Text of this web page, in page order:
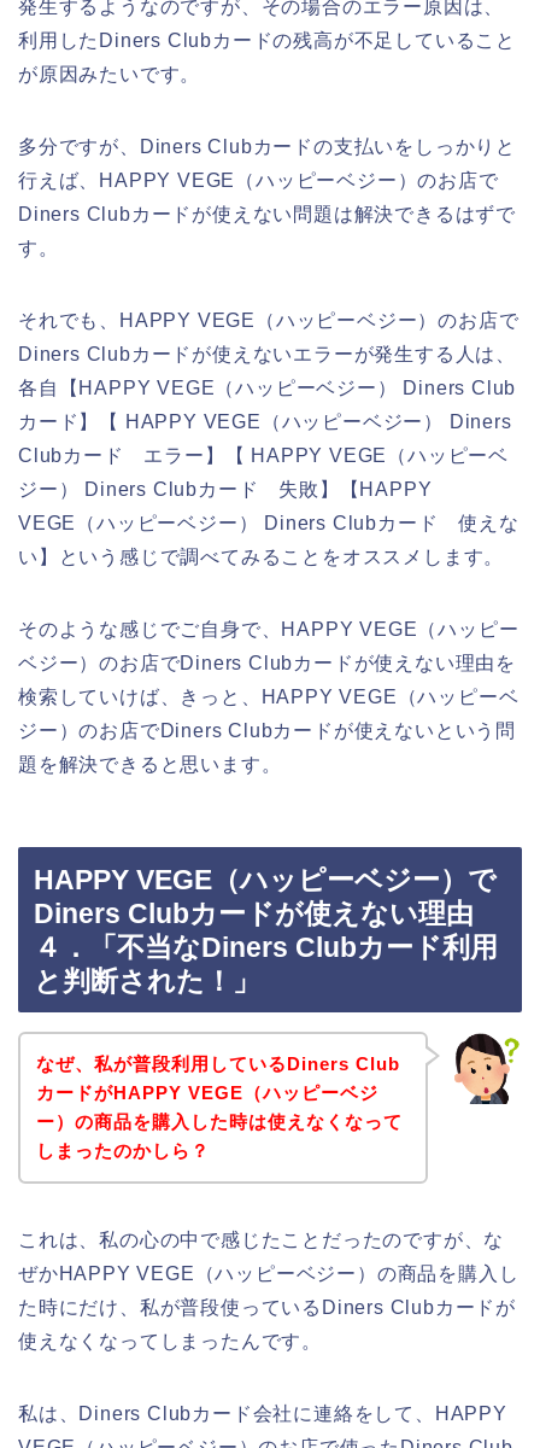
発生するようなのですが、その場合のエラー原因は、
利用したDiners Clubカードの残高が不足していること
が原因みたいです。
多分ですが、Diners Clubカードの支払いをしっかりと
行えば、HAPPY VEGE（ハッピーベジー）のお店で
Diners Clubカードが使えない問題は解決できるはずで
す。
それでも、HAPPY VEGE（ハッピーベジー）のお店で
Diners Clubカードが使えないエラーが発生する人は、
各自【HAPPY VEGE（ハッピーベジー） Diners Club
カード】【 HAPPY VEGE（ハッピーベジー） Diners
Clubカード エラー】【 HAPPY VEGE（ハッピーベ
ジー） Diners Clubカード 失敗】【HAPPY
VEGE（ハッピーベジー） Diners Clubカード 使えな
い】という感じで調べてみることをオススメします。
そのような感じでご自身で、HAPPY VEGE（ハッピー
ベジー）のお店でDiners Clubカードが使えない理由を
検索していけば、きっと、HAPPY VEGE（ハッピーベ
ジー）のお店でDiners Clubカードが使えないという問
題を解決できると思います。
HAPPY VEGE（ハッピーベジー）で
Diners Clubカードが使えない理由
４．「不当なDiners Clubカード利用
と判断された！」
なぜ、私が普段利用しているDiners Club
カードがHAPPY VEGE（ハッピーベジ
ー）の商品を購入した時は使えなくなって
しまったのかしら？
これは、私の心の中で感じたことだったのですが、な
ぜかHAPPY VEGE（ハッピーベジー）の商品を購入し
た時にだけ、私が普段使っているDiners Clubカードが
使えなくなってしまったんです。
私は、Diners Clubカード会社に連絡をして、HAPPY